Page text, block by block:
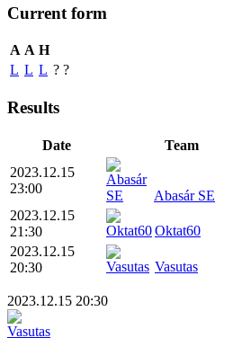
Current form
A A H
L L L ? ?
Results
Date Team
2023.12.15
23:00
Abasár SE
2023.12.15
21:30
Oktat60
2023.12.15
20:30
Vasutas
2023.12.15 20:30